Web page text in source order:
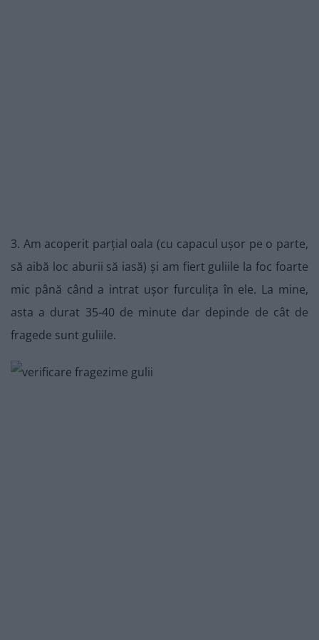
3. Am acoperit parțial oala (cu capacul ușor pe o parte,
să aibă loc aburii să iasă) și am fiert guliile la foc foarte
mic până când a intrat ușor furculița în ele. La mine,
asta a durat 35-40 de minute dar depinde de cât de
fragede sunt guliile.